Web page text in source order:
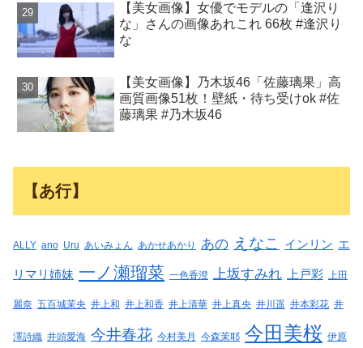
【美女画像】女優でモデルの「逢沢り
な」さんの画像あれこれ 66枚 #逢沢り
な
【美女画像】乃木坂46「佐藤璃果」高
画質画像51枚！壁紙・待ち受けok #佐
藤璃果 #乃木坂46
【あ行】
ALLY ano Uru あいみょん あかせあかり あの えなこ インリン エ
リマリ姉妹 一ノ瀬瑠菜 一色香澄 上坂すみれ 上戸彩 上田
麗奈 五百城茉央 井上和 井上和香 井上清華 井上真央 井川遥 井本彩花 井
澤詩織 井頭愛海 今井春花 今村美月 今森茉耶 今田美桜 伊原